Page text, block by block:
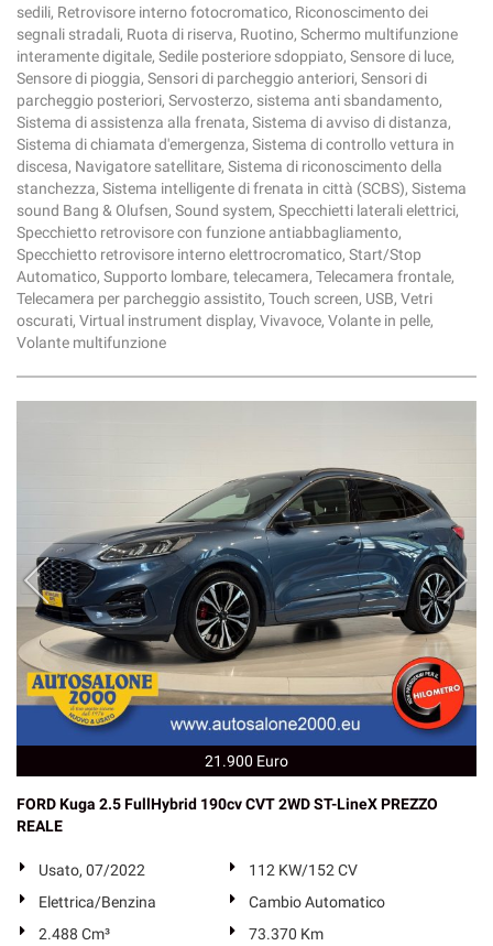
sedili, Retrovisore interno fotocromatico, Riconoscimento dei
segnali stradali, Ruota di riserva, Ruotino, Schermo multifunzione
interamente digitale, Sedile posteriore sdoppiato, Sensore di luce,
Sensore di pioggia, Sensori di parcheggio anteriori, Sensori di
parcheggio posteriori, Servosterzo, sistema anti sbandamento,
Sistema di assistenza alla frenata, Sistema di avviso di distanza,
Sistema di chiamata d'emergenza, Sistema di controllo vettura in
discesa, Navigatore satellitare, Sistema di riconoscimento della
stanchezza, Sistema intelligente di frenata in città (SCBS), Sistema
sound Bang & Olufsen, Sound system, Specchietti laterali elettrici,
Specchietto retrovisore con funzione antiabbagliamento,
Specchietto retrovisore interno elettrocromatico, Start/Stop
Automatico, Supporto lombare, telecamera, Telecamera frontale,
Telecamera per parcheggio assistito, Touch screen, USB, Vetri
oscurati, Virtual instrument display, Vivavoce, Volante in pelle,
Volante multifunzione
21.900 Euro
FORD Kuga 2.5 FullHybrid 190cv CVT 2WD ST-LineX PREZZO
REALE
Usato, 07/2022
112 KW/152 CV
Elettrica/Benzina
Cambio Automatico
2.488 Cm³
73.370 Km